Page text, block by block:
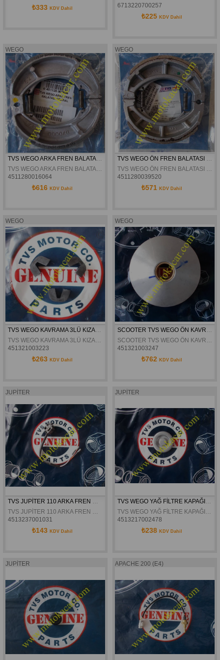
₺333 KDV Dahil
6713220700257
₺225 KDV Dahil
WEGO
TVS WEGO ARKA FREN BALATASI ORJİNAL
TVS WEGO ARKA FREN BALATASI ORJİNAL
4511280016064
₺616 KDV Dahil
WEGO
TVS WEGO ÖN FREN BALATASI ORJİNAL
TVS WEGO ÖN FREN BALATASI ORJİNAL
4511280039520
₺571 KDV Dahil
WEGO
TVS WEGO KAVRAMA 3LÜ KIZAK ORJİNAL
TVS WEGO KAVRAMA 3LÜ KIZAK ORJİNAL
451321003223
₺263 KDV Dahil
WEGO
SCOOTER TVS WEGO ÖN KAVRAMA OYNAR  YANAK ORJİNAL
SCOOTER TVS WEGO ÖN KAVRAMA OYNAR YANAK ORJİNAL
451321003247
₺762 KDV Dahil
JUPİTER
TVS JUPİTER 110 ARKA FREN MUŞURU ORJİNAL
TVS JUPİTER 110 ARKA FREN MUŞURU ORJİNAL
4513237001031
₺143 KDV Dahil
JUPİTER
TVS WEGO YAĞ FİLTRE KAPAĞI ORJİNAL
TVS WEGO YAĞ FİLTRE KAPAĞI ORJİNAL
4513217002478
₺238 KDV Dahil
JUPİTER APACHE 200 (E4)